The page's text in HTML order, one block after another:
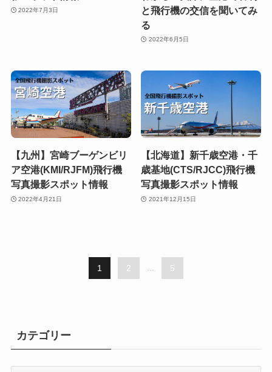
2022年7月3日
と飛行機の交信を聞いてみ
る
2022年6月5日
【九州】宮崎ブーゲンビリ
ア空港(KMI/RJFM)飛行機
写真撮影スポット情報
2022年4月21日
【北海道】新千歳空港・千
歳基地(CTS/RJCC)飛行機
写真撮影スポット情報
2021年12月15日
1 2 ... 5
カテゴリー